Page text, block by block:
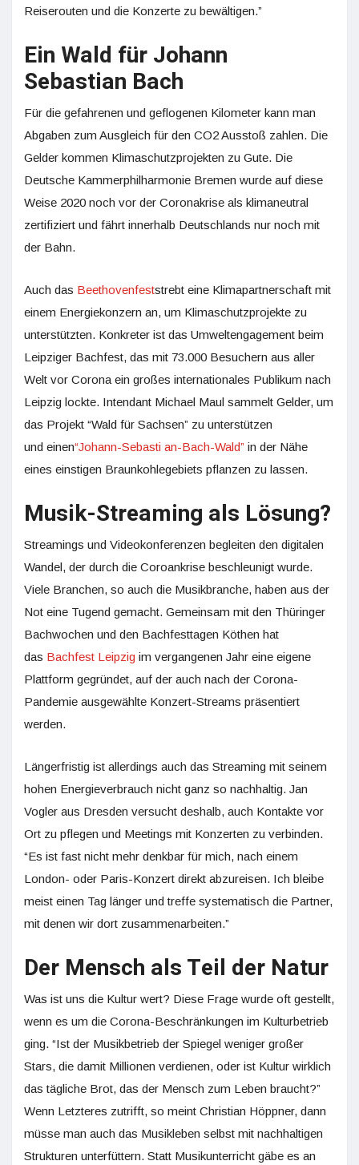
Reiserouten und die Konzerte zu bewältigen.”
Ein Wald für Johann
Sebastian Bach
Für die gefahrenen und geflogenen Kilometer kann man
Abgaben zum Ausgleich für den CO2 Ausstoß zahlen. Die
Gelder kommen Klimaschutzprojekten zu Gute. Die
Deutsche Kammerphilharmonie Bremen wurde auf diese
Weise 2020 noch vor der Coronakrise als klimaneutral
zertifiziert und fährt innerhalb Deutschlands nur noch mit
der Bahn.
Auch das Beethovenfeststrebt eine Klimapartnerschaft mit
einem Energiekonzern an, um Klimaschutzprojekte zu
unterstützten. Konkreter ist das Umweltengagement beim
Leipziger Bachfest, das mit 73.000 Besuchern aus aller
Welt vor Corona ein großes internationales Publikum nach
Leipzig lockte. Intendant Michael Maul sammelt Gelder, um
das Projekt “Wald für Sachsen” zu unterstützen
und einen“Johann-Sebasti an-Bach-Wald” in der Nähe
eines einstigen Braunkohlegebiets pflanzen zu lassen.
Musik-Streaming als Lösung?
Streamings und Videokonferenzen begleiten den digitalen
Wandel, der durch die Coroankrise beschleunigt wurde.
Viele Branchen, so auch die Musikbranche, haben aus der
Not eine Tugend gemacht. Gemeinsam mit den Thüringer
Bachwochen und den Bachfesttagen Köthen hat
das Bachfest Leipzig im vergangenen Jahr eine eigene
Plattform gegründet, auf der auch nach der Corona-
Pandemie ausgewählte Konzert-Streams präsentiert
werden.
Längerfristig ist allerdings auch das Streaming mit seinem
hohen Energieverbrauch nicht ganz so nachhaltig. Jan
Vogler aus Dresden versucht deshalb, auch Kontakte vor
Ort zu pflegen und Meetings mit Konzerten zu verbinden.
“Es ist fast nicht mehr denkbar für mich, nach einem
London- oder Paris-Konzert direkt abzureisen. Ich bleibe
meist einen Tag länger und treffe systematisch die Partner,
mit denen wir dort zusammenarbeiten.”
Der Mensch als Teil der Natur
Was ist uns die Kultur wert? Diese Frage wurde oft gestellt,
wenn es um die Corona-Beschränkungen im Kulturbetrieb
ging. “Ist der Musikbetrieb der Spiegel weniger großer
Stars, die damit Millionen verdienen, oder ist Kultur wirklich
das tägliche Brot, das der Mensch zum Leben braucht?”
Wenn Letzteres zutrifft, so meint Christian Höppner, dann
müsse man auch das Musikleben selbst mit nachhaltigen
Strukturen unterfüttern. Statt Musikunterricht gäbe es an